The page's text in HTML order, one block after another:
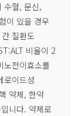
수혈, 문신,
이 있을 경우
질환도
비율이 2
노전이효소를
로이드성
약제, 한약
니다. 약제로